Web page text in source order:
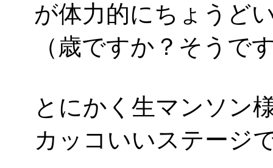
が体力的にちょうど
（歳ですか？そうで
とにかく生マンソン
カッコいいステージ